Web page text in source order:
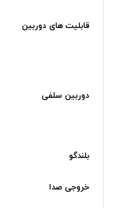
قابلیت های دوربین
دوربین سلفی
بلندگو
خروجی صدا